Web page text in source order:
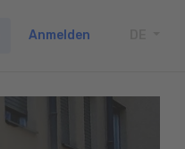
Anmelden